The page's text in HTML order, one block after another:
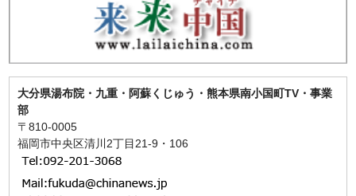
大分県湯布院・九重・阿蘇くじゅう・熊本県南小国町TV・事業
部
〒810-0005
福岡市中央区清川2丁目21-9・106